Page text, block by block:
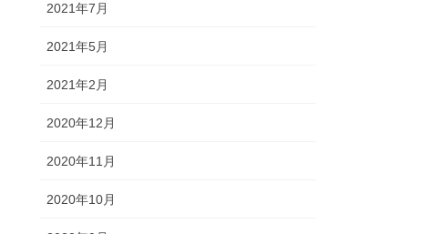
2021年7月
2021年5月
2021年2月
2020年12月
2020年11月
2020年10月